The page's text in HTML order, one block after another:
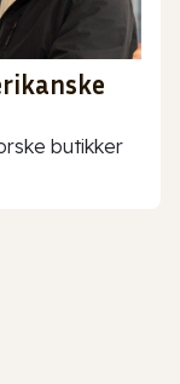
butikker